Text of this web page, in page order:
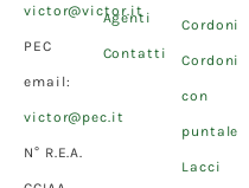
victor@victor.it
PEC
email:
victor@pec.it
N° R.E.A.
Agenti
Contatti
Cordoni
Cordoni
con
puntale
Lacci